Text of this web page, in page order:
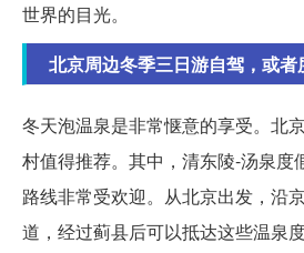
世界的目光。
北京周边冬季三日游自驾，或者
冬天泡温泉是非常惬意的享受。北
村值得推荐。其中，清东陵-汤泉度
路线非常受欢迎。从北京出发，沿
道，经过蓟县后可以抵达这些温泉